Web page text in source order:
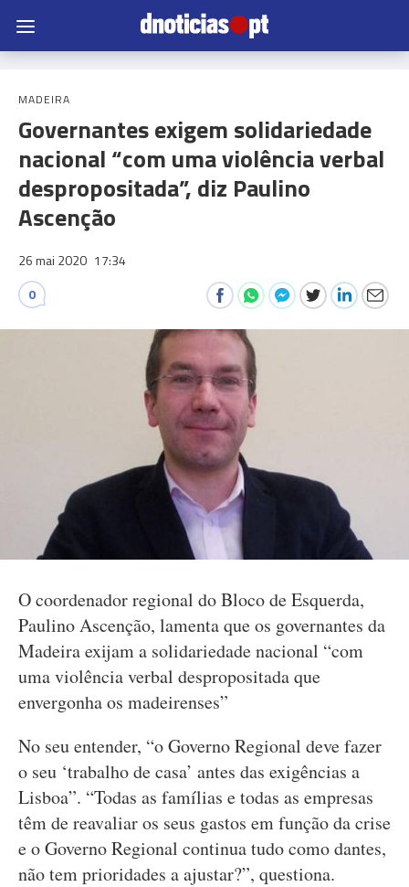
MADEIRA
Governantes exigem solidariedade
nacional “com uma violência verbal
despropositada”, diz Paulino
Ascenção
26 mai 2020 17:34
0
O coordenador regional do Bloco de Esquerda,
Paulino Ascenção, lamenta que os governantes da
Madeira exijam a solidariedade nacional “com
uma violência verbal despropositada que
envergonha os madeirenses”
No seu entender, “o Governo Regional deve fazer
o seu ‘trabalho de casa’ antes das exigências a
Lisboa”. “Todas as famílias e todas as empresas
têm de reavaliar os seus gastos em função da crise
e o Governo Regional continua tudo como dantes,
não tem prioridades a ajustar?”, questiona.